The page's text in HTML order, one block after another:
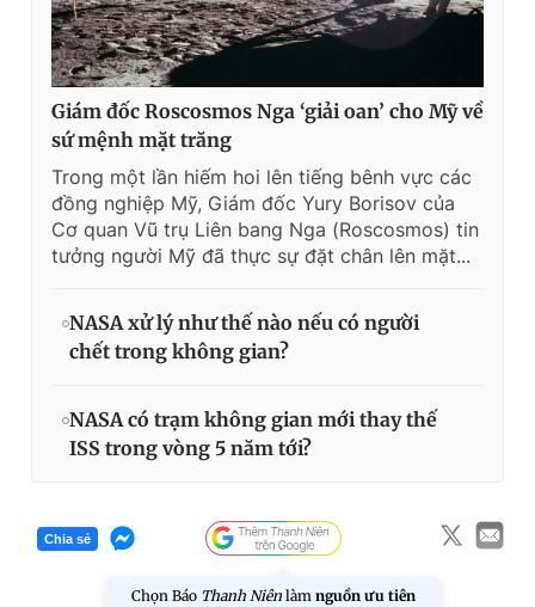
Giám đốc Roscosmos Nga ‘giải oan’ cho Mỹ về
sứ mệnh mặt trăng
Trong một lần hiếm hoi lên tiếng bênh vực các
đồng nghiệp Mỹ, Giám đốc Yury Borisov của
Cơ quan Vũ trụ Liên bang Nga (Roscosmos) tin
tưởng người Mỹ đã thực sự đặt chân lên mặt...
NASA xử lý như thế nào nếu có người
chết trong không gian?
NASA có trạm không gian mới thay thế
ISS trong vòng 5 năm tới?
Chia sẻ
Chọn Báo Thanh Niên làm nguồn ưu tiên